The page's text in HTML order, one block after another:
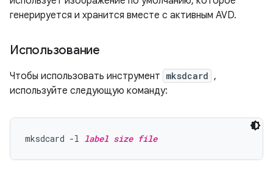
генерируется и хранится вместе с активным AVD.
Использование
Чтобы использовать инструмент mksdcard ,
используйте следующую команду:
mksdcard -l label size file